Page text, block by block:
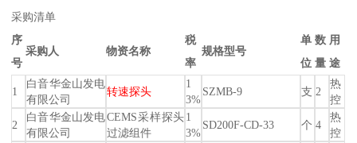
采购清单
序
号
采购人 物资名称
税
率
规格型号
单
位
数
量
用
途
1
白音华金山发电
有限公司
转速探头
1
3%
SZMB-9 支 2
热
控
2
白音华金山发电
有限公司
CEMS采样探头
过滤组件
1
3%
SD200F-CD-33 个 4
热
控